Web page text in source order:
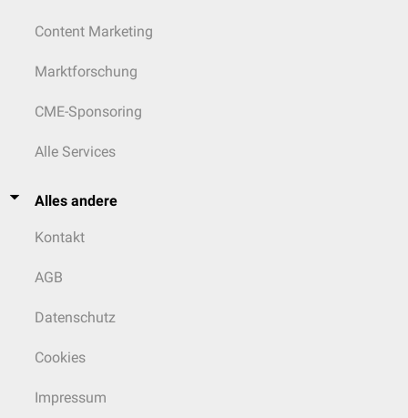
Content Marketing
Marktforschung
CME-Sponsoring
Alle Services
Alles andere
Kontakt
AGB
Datenschutz
Cookies
Impressum